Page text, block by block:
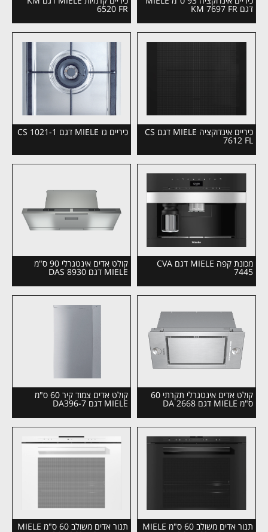
דגם KM 7697 FR 6520 FR
כיריים אינדוקציה MIELE דגם CS
7612 FL
כיריים גז MIELE דגם CS 1021-1
מכונת קפה MIELE דגם CVA
7445
קולט אדים אינטגרלי 90 ס"מ
MIELE דגם DAS 8930
קולט אדים אינטגרלי תקרתי 60
ס"מ MIELE דגם DA 2668
קולט אדים צמוד קיר 60 ס"מ
MIELE דגם DA396-7
תנור אדים משולב 60 ס"מ MIELE תנור אדים משולב 60 ס"מ MIELE